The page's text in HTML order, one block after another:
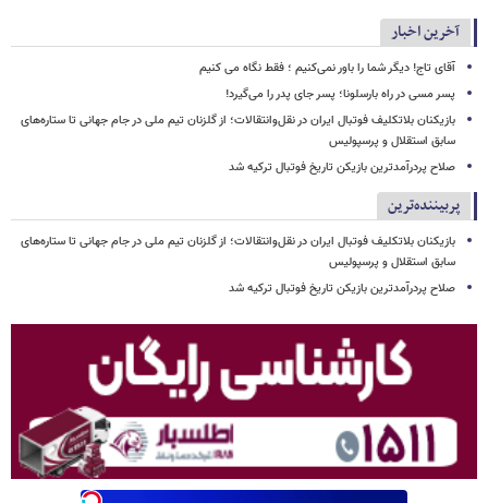
آخرین اخبار
آقای تاج! دیگر شما را باور نمی‌کنیم ؛ فقط نگاه می کنیم
پسر مسی در راه بارسلونا؛ پسر جای پدر را می‌گیرد!
بازیکنان بلاتکلیف فوتبال ایران در نقل‌وانتقالات؛ از گلزنان تیم ملی در جام جهانی تا ستاره‌های
سابق استقلال و پرسپولیس
صلاح پردرآمدترین بازیکن تاریخ فوتبال ترکیه شد
پربیننده‌ترین
بازیکنان بلاتکلیف فوتبال ایران در نقل‌وانتقالات؛ از گلزنان تیم ملی در جام جهانی تا ستاره‌های
سابق استقلال و پرسپولیس
صلاح پردرآمدترین بازیکن تاریخ فوتبال ترکیه شد